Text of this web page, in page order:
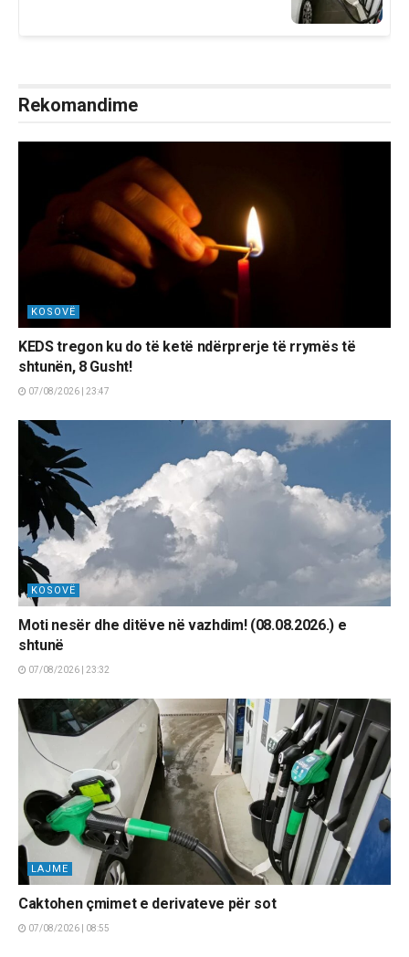
Rekomandime
KOSOVË
KEDS tregon ku do të ketë ndërprerje të rrymës të
shtunën, 8 Gusht!
07/08/2026 | 23:47
KOSOVË
Moti nesër dhe ditëve në vazhdim! (08.08.2026.) e
shtunë
07/08/2026 | 23:32
LAJME
Caktohen çmimet e derivateve për sot
07/08/2026 | 08:55